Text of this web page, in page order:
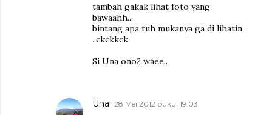
tambah gakak lihat foto yang
bawaahh...
bintang apa tuh mukanya ga di lihatin,
..ckckkck..
Si Una ono2 waee..
Una 28 Mei 2012 pukul 19.03